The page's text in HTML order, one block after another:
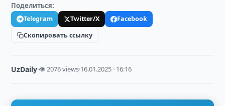
Поделиться:
Telegram Twitter/X
Facebook
Скопировать ссылку
UzDaily·👁 2076 views·16.01.2025 · 16:16